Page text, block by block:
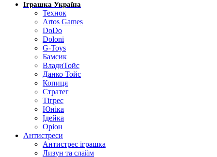
Іграшка Україна
Технок
Artos Games
DoDo
Doloni
G-Toys
Бамсик
ВладиТойс
Данко Тойс
Копиця
Стратег
Тігрес
Юніка
Ідейка
Оріон
Антистреси
Антистрес іграшка
Лизун та слайм